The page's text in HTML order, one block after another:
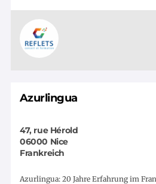
Azurlingua
47, rue Hérold
06000 Nice
Frankreich
Azurlingua: 20 Jahre Erfahrung im